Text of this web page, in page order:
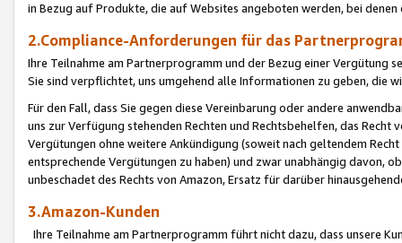
in Bezug auf Produkte, die auf Websites angeboten werden, bei
2.Compliance-Anforderungen für das
Ihre Teilnahme am Partnerprogramm und der Bezug einer Vergütung
Sie sind verpflichtet, uns umgehend alle Informationen zu geben, die
Für den Fall, dass Sie gegen diese Vereinbarung oder andere
uns zur Verfügung stehenden Rechten und Rechtsbehelfen, das
Vergütungen ohne weitere Ankündigung (soweit nach geltendem
entsprechende Vergütungen zu haben) und zwar unabhängig davon,
unbeschadet des Rechts von Amazon, Ersatz für darüber
3.Amazon-Kunden
Ihre Teilnahme am Partnerprogramm führt nicht dazu, dass unsere